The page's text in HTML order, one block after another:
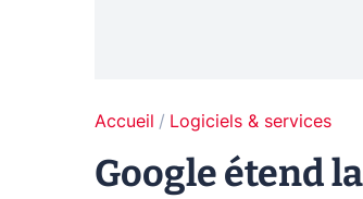
Accueil Logiciels & services
Google étend